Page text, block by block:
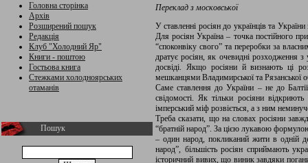
Головна сторінка
Архів
Розширений пошук
Редакція
Клуб "Холодний Яр"
Книги - поштою
Гостьова книга
Стежками холодноярських
отаманів
Пошук
Переклад з московської
У ставленні росіян до українців та
Для росіян Україна – точка постійного
“споконвіку свого” та переробки за
дратує росіян, як очевидні розходження з
досвіді. Якщо росіяни й визнають ці
мешканцями Владимирської та Рязанської
Саме ставлення до України – не до
свідомості. Як тільки росіяни
імперський міф розвіється, а з ним
Треба сказати, що на словах росіяни
“братній народ”. За цією лукавою
– один народ, покликаний жити в одній
народ”, більшість росіян сприймають
історичний вивих, що виник завдяки